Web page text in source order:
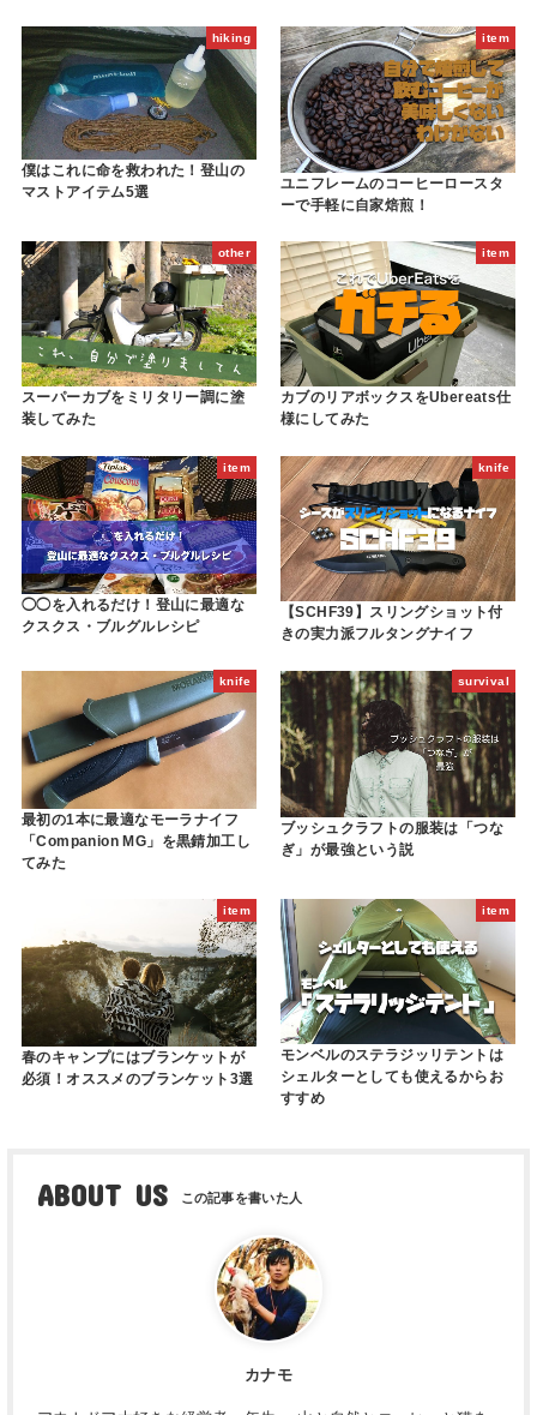
hiking
僕はこれに命を救われた！登山の
マストアイテム5選
item
ユニフレームのコーヒーロースタ
ーで手軽に自家焙煎！
other
スーパーカブをミリタリー調に塗
装してみた
item
カブのリアボックスをUbereats仕
様にしてみた
item
◯◯を入れるだけ！登山に最適な
クスクス・ブルグルレシピ
knife
【SCHF39】スリングショット付
きの実力派フルタングナイフ
knife
最初の1本に最適なモーラナイフ
「Companion MG」を黒錆加工し
てみた
survival
ブッシュクラフトの服装は「つな
ぎ」が最強という説
item
春のキャンプにはブランケットが
必須！オススメのブランケット3選
item
モンベルのステラジッリテントは
シェルターとしても使えるからお
すすめ
ABOUT US
カナモ